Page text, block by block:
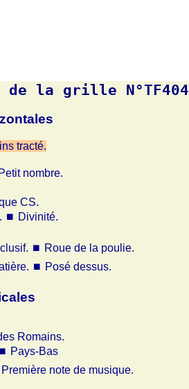
la grille N°TF404
tracté.
Petit nombre.
CS.
⏹ Divinité.
⏹ Roue de la poulie.
⏹ Posé dessus.
Romains.
⏹ Pays-Bas
Première note de musique.